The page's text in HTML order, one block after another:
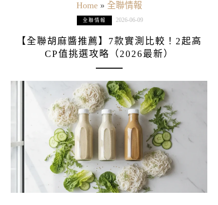
Home» 全聯情報
全聯情報 2026-06-09
【全聯胡麻醬推薦】7款實測比較！2起高
CP值挑選攻略（2026最新）